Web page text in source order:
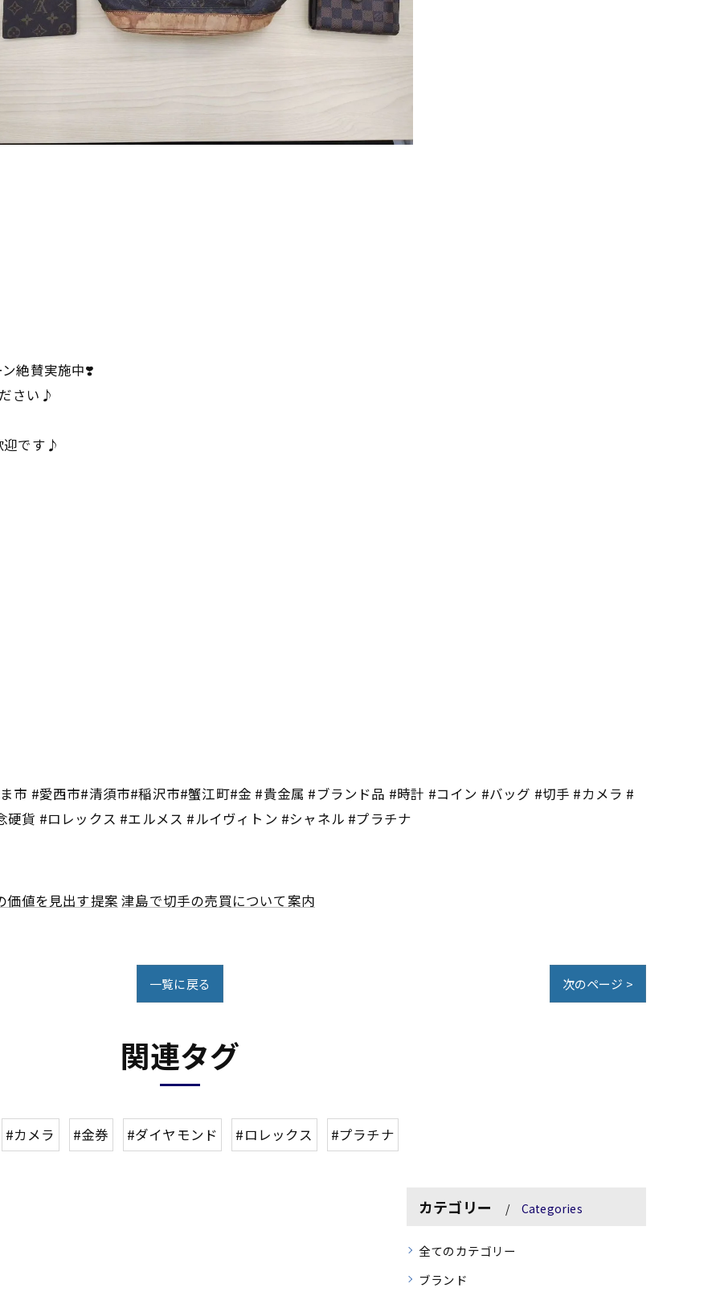
絶賛実施中❣️
さい♪
迎です♪
市 #愛西市#清須市#稲沢市#蟹江町#金 #貴金属 #ブランド品 #時計 #コイン #バッグ #切手 #カメラ #
貨 #ロレックス #エルメス #ルイヴィトン #シャネル #プラチナ
価値を見出す提案 津島で切手の売買について案内
一覧に戻る 次のページ >
関連タグ
#カメラ #金券 #ダイヤモンド #ロレックス #プラチナ
カテゴリー Categories
全てのカテゴリー
ブランド